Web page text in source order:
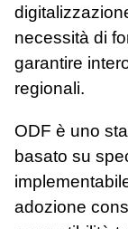
necessità di
garantire
regionali.
ODF è uno
basato su
adozione